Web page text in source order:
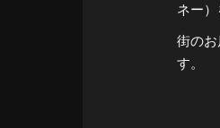
ネー
街の
す。